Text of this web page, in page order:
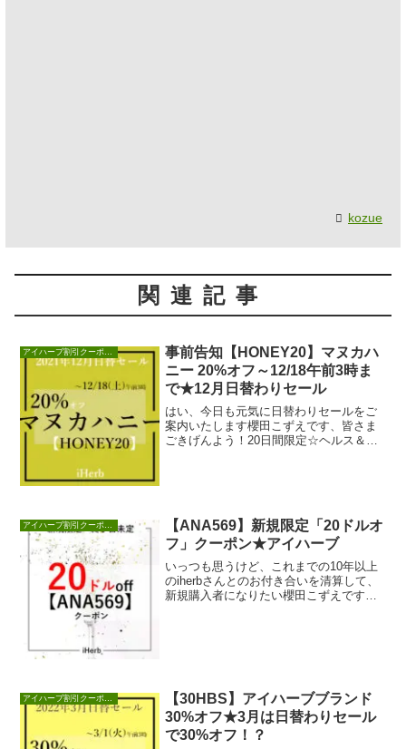
kozue
関連記事
アイハーブ割引クーポンセール情報
事前告知【HONEY20】マヌカハ
ニー 20%オフ～12/18午前3時ま
で★12月日替わりセール
はい、今日も元気に日替わりセールをご
案内いたします櫻田こずえです、皆さま
ごきげんよう！20日間限定☆ヘルス＆ビ
アイハーブ割引クーポンセール情報
【ANA569】新規限定「20ドルオ
フ」クーポン★アイハーブ
いっつも思うけど、これまでの10年以上
のiherbさんとのお付き合いを清算して、
新規購入者になりたい櫻田こずえです、
【30HBS】アイハーブブランド
30%オフ★3月は日替わりセール
で30%オフ！？